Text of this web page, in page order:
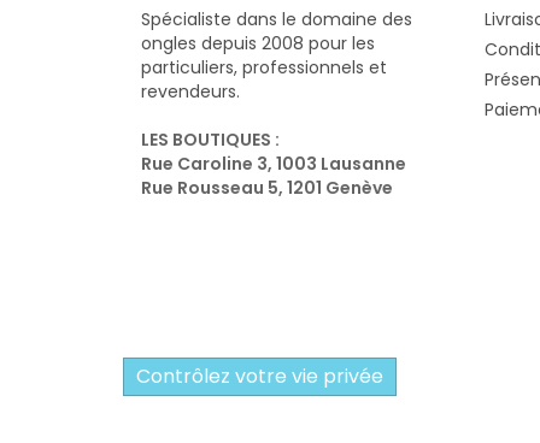
Spécialiste dans le domaine des
ongles depuis 2008 pour les
particuliers, professionnels et
revendeurs.
LES BOUTIQUES :
Rue Caroline 3, 1003 Lausanne
Rue Rousseau 5, 1201 Genève
Contrôlez votre vie privée